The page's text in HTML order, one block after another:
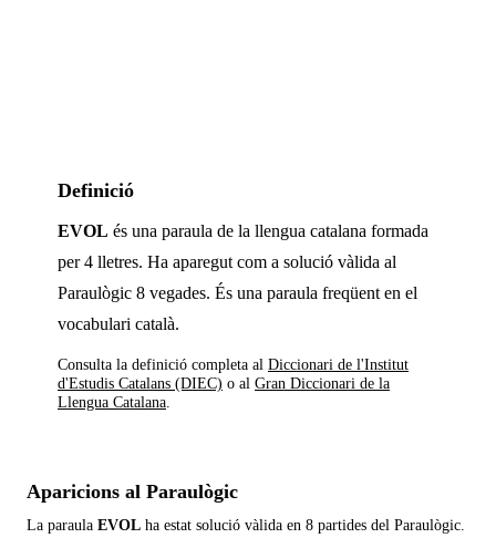
Definició
EVOL és una paraula de la llengua catalana formada
per 4 lletres. Ha aparegut com a solució vàlida al
Paraulògic 8 vegades. És una paraula freqüent en el
vocabulari català.
Consulta la definició completa al Diccionari de l'Institut
d'Estudis Catalans (DIEC) o al Gran Diccionari de la
Llengua Catalana
Aparicions al Paraulògic
La paraula EVOL ha estat solució vàlida en 8 partides del Paraulògic.